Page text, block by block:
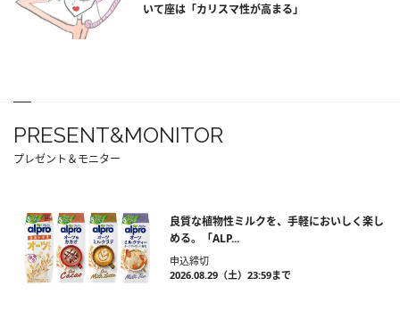
いて座は「カリスマ性が高まる」
PRESENT&MONITOR
プレゼント＆モニター
良質な植物性ミルクを、手軽においしく楽し
める。「ALP...
申込締切
2026.08.29（土）23:59まで